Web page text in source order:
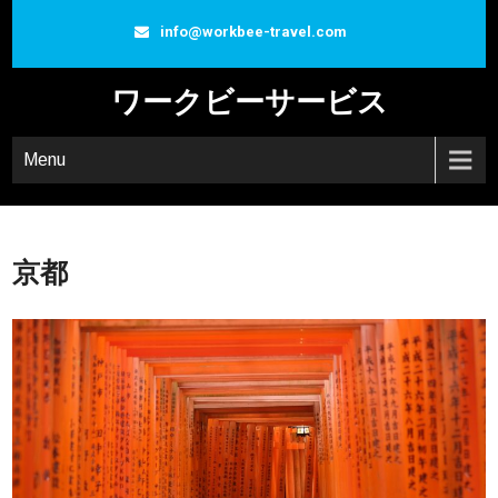
info@workbee-travel.com
ワークビーサービス
Menu
京都